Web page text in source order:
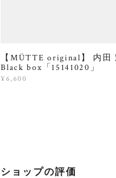
【MÜTTE original】 内田
Black box「15141020」
¥6,600
ショップの評価